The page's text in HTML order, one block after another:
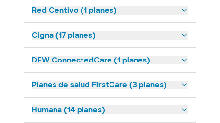
Red Centivo (1 planes)
Cigna (17 planes)
DFW ConnectedCare (1 planes)
Planes de salud FirstCare (3 planes)
Humana (14 planes)